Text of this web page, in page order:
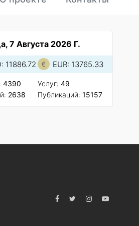
7 Августа 2026 Г.
11886.72 EUR: 13765.33
4390
2638
Услуг: 49
Публикаций: 15157